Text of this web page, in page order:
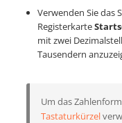
Verwenden Sie das
Registerkarte
mit zwei
Tausendern
Um das
Tastaturkürzel